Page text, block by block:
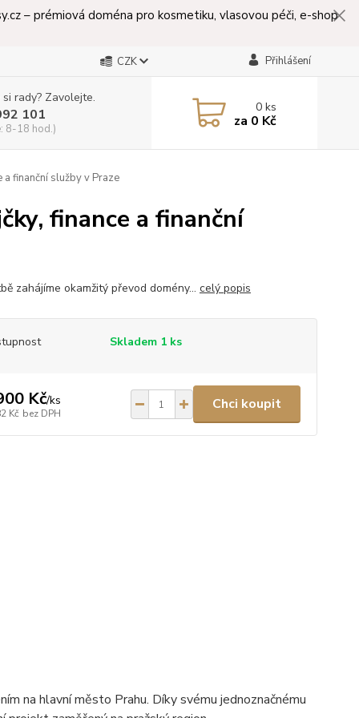
– prémiová doména pro kosmetiku, vlasovou péči, e-shop
CZK Přihlášení
rady? Zavolejte.
101
8-18 hod.)
0ks
za 0 Kč
a finanční služby v Praze
finance a finanční
zahájíme okamžitý převod domény... celý popis
Skladem 1 ks
Kč/ks
Kč bez DPH
Chci koupit
na hlavní město Prahu. Díky svému jednoznačnému